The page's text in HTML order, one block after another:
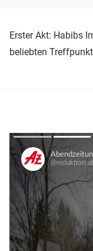
Erster Akt: Habibs
beliebten